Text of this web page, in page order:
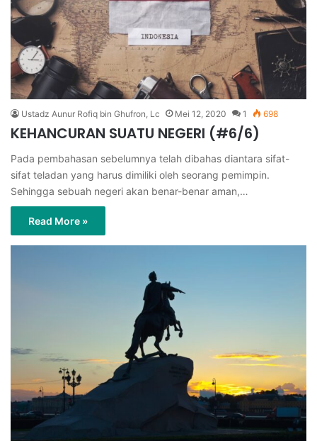
Ustadz Aunur Rofiq bin Ghufron, Lc Mei 12, 2020 1 698
KEHANCURAN SUATU NEGERI (#6/6)
Pada pembahasan sebelumnya telah dibahas diantara sifat-
sifat teladan yang harus dimiliki oleh seorang pemimpin.
Sehingga sebuah negeri akan benar-benar aman,…
Read More »